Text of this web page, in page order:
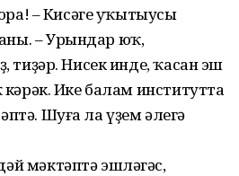
– Кисәге уҡытыу­сы
– Урындар юҡ,
тиҙәр. Нисек инде, ҡасан эш
кәрәк. Ике балам институтта
Шуға ла үҙем әлегә
мәктәптә эшләгәс,